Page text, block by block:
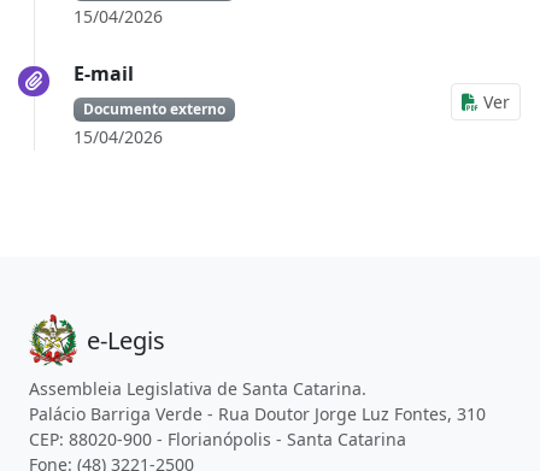
15/04/2026
E-mail
Documento externo
15/04/2026
Ver
e-Legis
Assembleia Legislativa de Santa Catarina.
Palácio Barriga Verde - Rua Doutor Jorge Luz Fontes, 310
CEP: 88020-900 - Florianópolis - Santa Catarina
Fone: (48) 3221-2500